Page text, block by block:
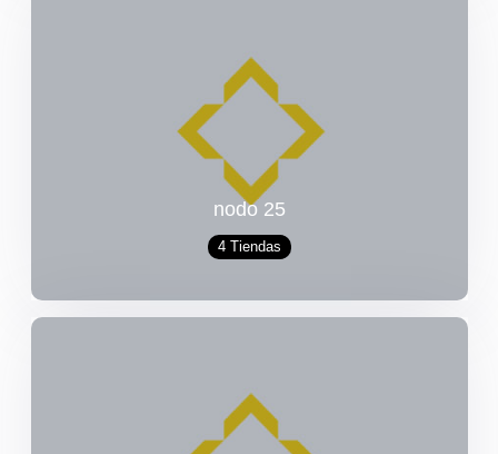
nodo 25
4 Tiendas